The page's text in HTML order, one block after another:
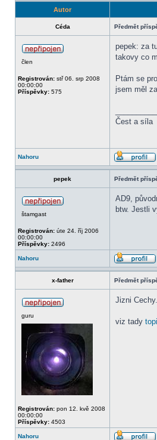
Autor
Céda Předmět
člen
Registrován: stř 06. srp 2008
00:00:00
Příspěvky: 575
pepek: za
takovy co
Ptám se
jsem měl
Čest a síla
Nahoru
pepek Předmět
štamgast
Registrován: úte 24. říj 2006
00:00:00
Příspěvky: 2496
AD9,
btw. Jestli
Nahoru
x-father Předmět
guru
Registrován: pon 12. kvě 2008
00:00:00
Příspěvky: 4503
Jizni
viz tady
Nahoru